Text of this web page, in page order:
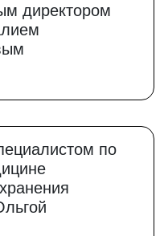
директором
по